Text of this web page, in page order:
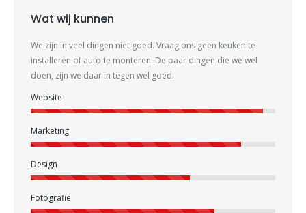
Wat wij kunnen
We zijn in veel dingen niet goed. Vraag ons geen keuken te
installeren of auto te monteren. De paar dingen die we wel
doen, zijn we daar in tegen wél goed.
Website
Marketing
Design
Fotografie